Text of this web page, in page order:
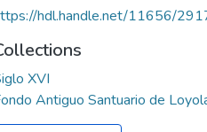
hdl.handle.net/11656/
XVI
Antiguo Santuario de